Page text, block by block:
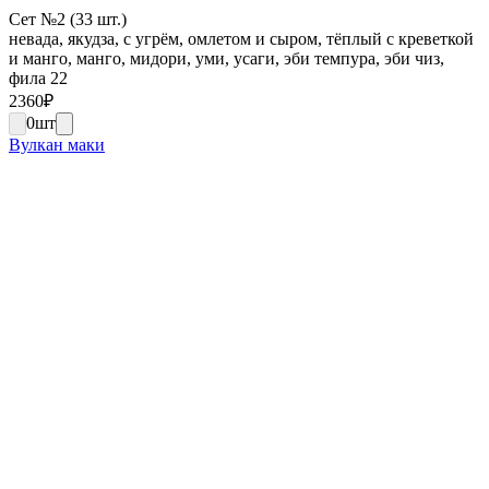
Сет №2 (33 шт.)
невада, якудза, с угрём, омлетом и сыром, тёплый с креветкой
и манго, манго, мидори, уми, усаги, эби темпура, эби чиз,
фила 22
2360₽
0шт
Вулкан маки